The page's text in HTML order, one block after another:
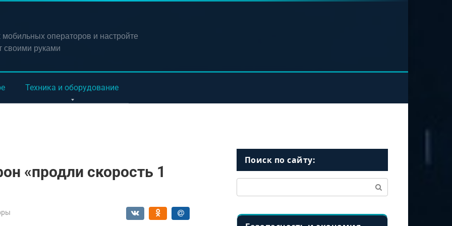
мобильных операторов и настройте
своими руками
Техника и оборудование
«продли скорость 1
Поиск по сайту: